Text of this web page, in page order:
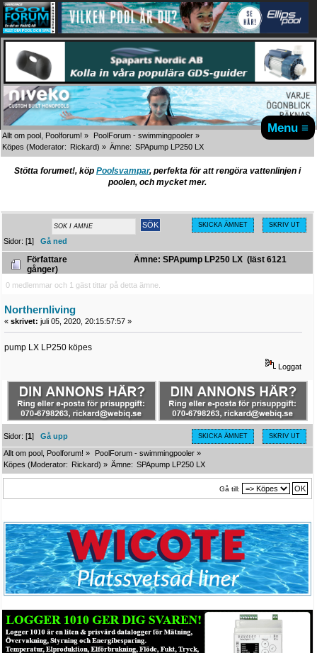
Menu ≡
Allt om pool, Poolforum! » PoolForum - swimmingpooler »
Köpes (Moderator: Rickard) » Ämne: SPApump LP250 LX
Stötta forumet!, köp Poolsvampar, perfekta för att rengöra vattenlinjen i
poolen, och mycket mer.
SKICKA ÄMNET SKRIV UT
Sidor: [1]Gå ned
Författare
Ämne: SPApump LP250 LX (läst 6121
gånger)
0 medlemmar och 1 gäst tittar på detta ämne.
Northernliving
« skrivet: juli 05, 2020, 20:15:57:57 »
pump LX LP250 köpes
Loggat
SKICKA ÄMNET SKRIV UT
Sidor: [1]Gå upp
Allt om pool, Poolforum! » PoolForum - swimmingpooler »
Köpes (Moderator: Rickard) » Ämne: SPApump LP250 LX
Gå till: